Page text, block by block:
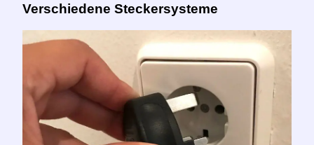
Verschiedene Steckersysteme